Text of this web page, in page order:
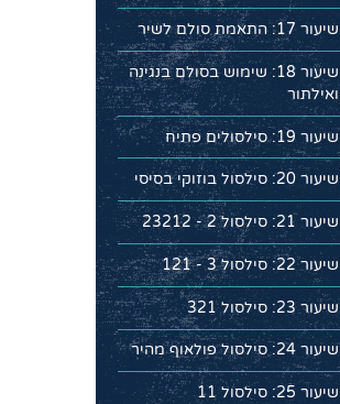
שיעור 17: התאמת סולם לשיר
שיעור 18: שימוש בסולם בנגינה
ואילתור
שיעור 19: סילסולים פתיח
שיעור 20: סילסול בוזוקי בסיסי
שיעור 21: סילסול 2 - 23212
שיעור 22: סילסול 3 - 121
שיעור 23: סילסול 321
שיעור 24: סילסול פולאוף מהיר
שיעור 25: סילסול 11